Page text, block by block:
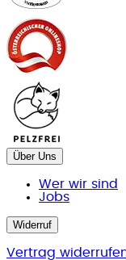
Über Uns
Wer wir sind
Jobs
Widerruf
Vertrag